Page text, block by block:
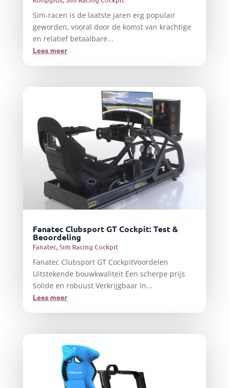
Sim-racen is de laatste jaren erg populair
geworden, vooral door de komst van krachtige
en relatief betaalbare...
Lees meer
Fanatec Clubsport GT Cockpit: Test &
Beoordeling
Fanatec,Sim Racing Cockpit
Fanatec Clubsport GT CockpitVoordelen
Uitstekende bouwkwaliteit Een scherpe prijs
Solide en robuust Verkrijgbaar in...
Lees meer